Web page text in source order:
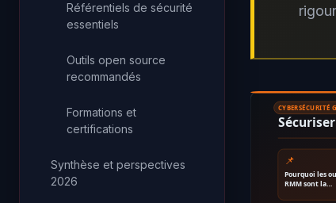
Référentiels de sécurité
essentiels
Outils open source
recommandés
Formations et
certifications
Synthèse et perspectives
2026
CYBERSÉCURITÉ
📌
Pourquoi les
RMM sont la…